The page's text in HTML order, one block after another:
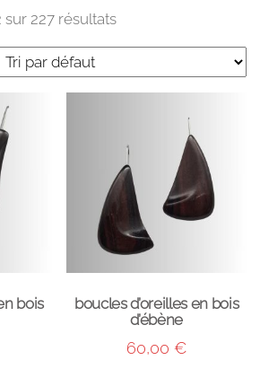
227 résultats
bois
boucles d’oreilles en bois
d’ébène
60,00 €